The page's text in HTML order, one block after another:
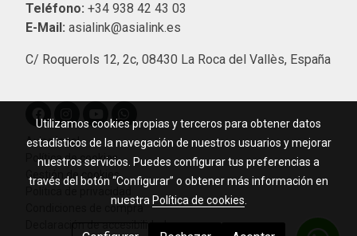
Teléfono: +34 938 42 43 03
E-Mail: asialink@asialink.es
C/ Roquerols 12, 2c, 08430 La Roca del Vallès, España
Aviso legal
Política de cookies
Gestión de cookies
Condiciones de compra
Utilizamos cookies propias y terceros para obtener datos
estadísticos de la navegación de nuestros usuarios y mejorar
nuestros servicios. Puedes configurar tus preferencias a
través del botón “Configurar” o obtener más información en
nuestra Política de cookies